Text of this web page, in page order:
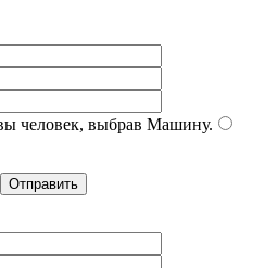
человек, выбрав Машину.